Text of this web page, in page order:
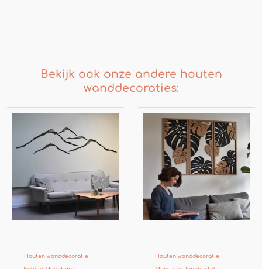
Bekijk ook onze andere houten
wanddecoraties:
Houten wanddecoratie
€179.00
Houten wanddecoratie
€255.00
tot
€299.00